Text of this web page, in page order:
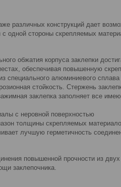
различных конструкций дает
с одной стороны скрепляемых
обжатия корпуса заклепки
обеспечивая повышенную
из специального алюминиевого
стойкость. Стержень
заклепка заполняет все
с неровной поверхностью
толщины скрепляемых
лучшую герметичность
повышенной прочности из
заклепочника.